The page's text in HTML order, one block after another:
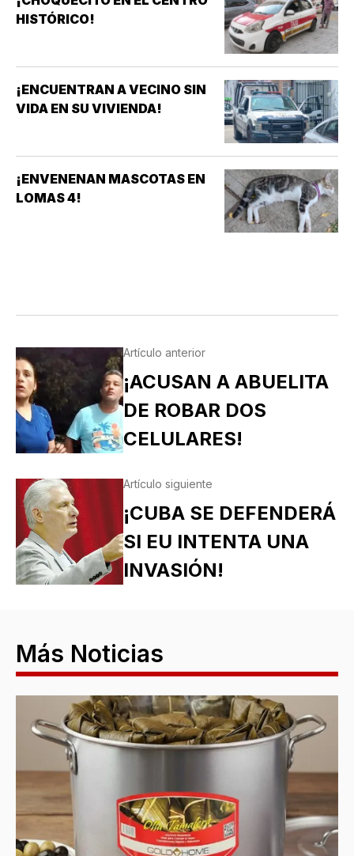
HISTÓRICO!
¡ENCUENTRAN A VECINO SIN
VIDA EN SU VIVIENDA!
¡ENVENENAN MASCOTAS EN
LOMAS 4!
Artículo anterior
¡ACUSAN A ABUELITA
DE ROBAR DOS
CELULARES!
Artículo siguiente
¡CUBA SE DEFENDERÁ
SI EU INTENTA UNA
INVASIÓN!
Más Noticias